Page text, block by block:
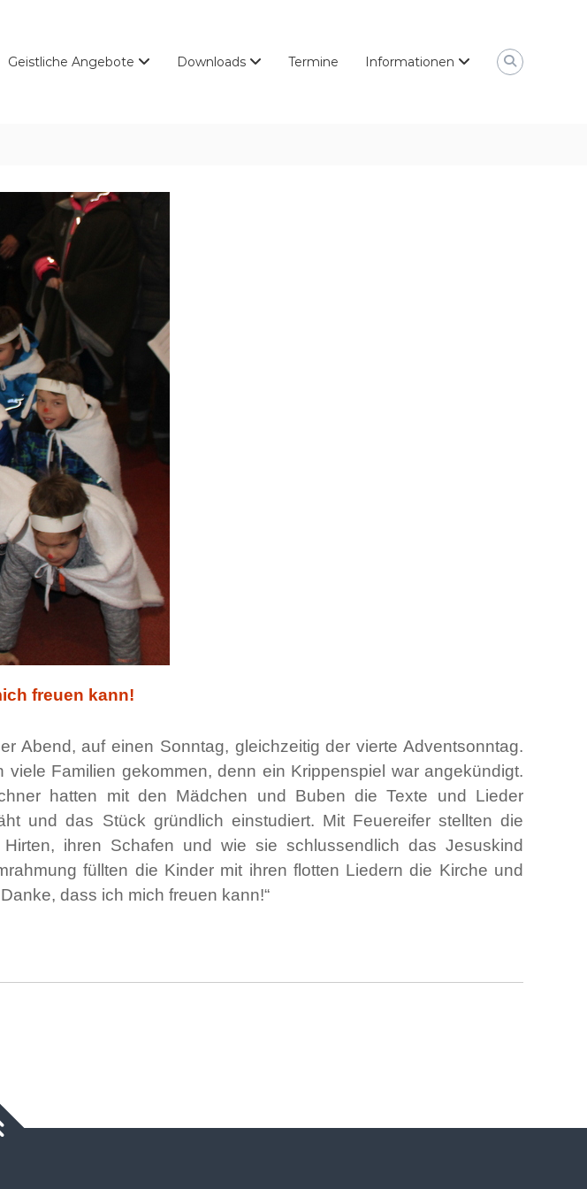
Geistliche Angebote Downloads Termine Informationen
freuen kann!
Abend, auf einen Sonntag, gleichzeitig der vierte Adventsonntag.
viele Familien gekommen, denn ein Krippenspiel war angekündigt.
hatten mit den Mädchen und Buben die Texte und Lieder
und das Stück gründlich einstudiert. Mit Feuereifer stellten die
ihren Schafen und wie sie schlussendlich das Jesuskind
füllten die Kinder mit ihren flotten Liedern die Kirche und
dass ich mich freuen kann!“